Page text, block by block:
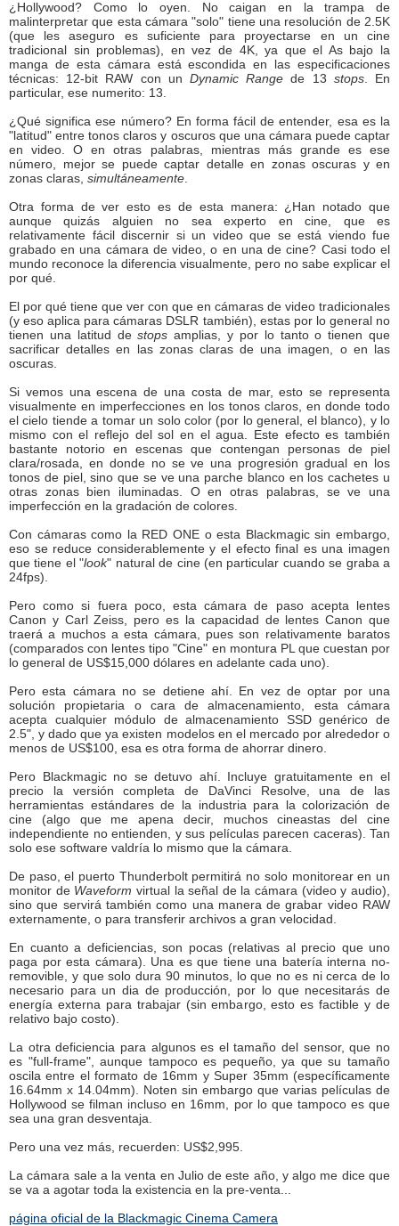
¿Hollywood? Como lo oyen. No caigan en la trampa de
malinterpretar que esta cámara "solo" tiene una resolución de 2.5K
(que les aseguro es suficiente para proyectarse en un cine
tradicional sin problemas), en vez de 4K, ya que el As bajo la
manga de esta cámara está escondida en las especificaciones
técnicas: 12-bit RAW con un Dynamic Range de 13 stops. En
particular, ese numerito: 13.
¿Qué significa ese número? En forma fácil de entender, esa es la
"latitud" entre tonos claros y oscuros que una cámara puede captar
en video. O en otras palabras, mientras más grande es ese
número, mejor se puede captar detalle en zonas oscuras y en
zonas claras, simultáneamente
Otra forma de ver esto es de esta manera: ¿Han notado que
aunque quizás alguien no sea experto en cine, que es
relativamente fácil discernir si un video que se está viendo fue
grabado en una cámara de video, o en una de cine? Casi todo el
mundo reconoce la diferencia visualmente, pero no sabe explicar el
por qué.
El por qué tiene que ver con que en cámaras de video tradicionales
(y eso aplica para cámaras DSLR también), estas por lo general no
tienen una latitud destops amplias, y por lo tanto o tienen que
sacrificar detalles en las zonas claras de una imagen, o en las
oscuras.
Si vemos una escena de una costa de mar, esto se representa
visualmente en imperfecciones en los tonos claros, en donde todo
el cielo tiende a tomar un solo color (por lo general, el blanco), y lo
mismo con el reflejo del sol en el agua. Este efecto es también
bastante notorio en escenas que contengan personas de piel
clara/rosada, en donde no se ve una progresión gradual en los
tonos de piel, sino que se ve una parche blanco en los cachetes u
otras zonas bien iluminadas. O en otras palabras, se ve una
imperfección en la gradación de colores.
Con cámaras como la RED ONE o esta Blackmagic sin embargo,
eso se reduce considerablemente y el efecto final es una imagen
que tiene el "look" natural de cine (en particular cuando se graba a
24fps).
Pero como si fuera poco, esta cámara de paso acepta lentes
Canon y Carl Zeiss, pero es la capacidad de lentes Canon que
traerá a muchos a esta cámara, pues son relativamente baratos
(comparados con lentes tipo "Cine" en montura PL que cuestan por
lo general de US$15,000 dólares en adelante cada uno).
Pero esta cámara no se detiene ahí. En vez de optar por una
solución propietaria o cara de almacenamiento, esta cámara
acepta cualquier módulo de almacenamiento SSD genérico de
2.5", y dado que ya existen modelos en el mercado por alrededor o
menos de US$100, esa es otra forma de ahorrar dinero.
Pero Blackmagic no se detuvo ahí. Incluye gratuitamente en el
precio la versión completa de DaVinci Resolve, una de las
herramientas estándares de la industria para la colorización de
cine (algo que me apena decir, muchos cineastas del cine
independiente no entienden, y sus películas parecen caceras). Tan
solo ese software valdría lo mismo que la cámara.
De paso, el puerto Thunderbolt permitirá no solo monitorear en un
monitor de Waveform virtual la señal de la cámara (video y audio),
sino que servirá también como una manera de grabar video RAW
externamente, o para transferir archivos a gran velocidad.
En cuanto a deficiencias, son pocas (relativas al precio que uno
paga por esta cámara). Una es que tiene una batería interna no-
removible, y que solo dura 90 minutos, lo que no es ni cerca de lo
necesario para un dia de producción, por lo que necesitarás de
energía externa para trabajar (sin embargo, esto es factible y de
relativo bajo costo).
La otra deficiencia para algunos es el tamaño del sensor, que no
es "full-frame", aunque tampoco es pequeño, ya que su tamaño
oscila entre el formato de 16mm y Super 35mm (específicamente
16.64mm x 14.04mm). Noten sin embargo que varias películas de
Hollywood se filman incluso en 16mm, por lo que tampoco es que
sea una gran desventaja.
Pero una vez más, recuerden: US$2,995.
La cámara sale a la venta en Julio de este año, y algo me dice que
se va a agotar toda la existencia en la pre-venta...
página oficial de la Blackmagic Cinema Camera